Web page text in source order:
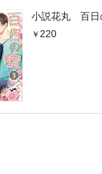
小説花丸 百日
220